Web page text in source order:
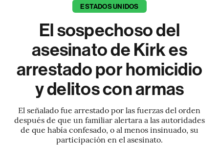
ESTADOS UNIDOS
El sospechoso del
asesinato de Kirk es
arrestado por homicidio
y delitos con armas
El señalado fue arrestado por las fuerzas del orden
después de que un familiar alertara a las autoridades
de que había confesado, o al menos insinuado, su
participación en el asesinato.